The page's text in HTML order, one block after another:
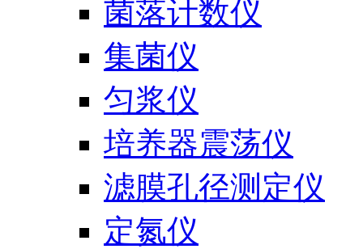
菌落计数仪
集菌仪
匀浆仪
培养器震荡仪
滤膜孔径测定仪
定氮仪